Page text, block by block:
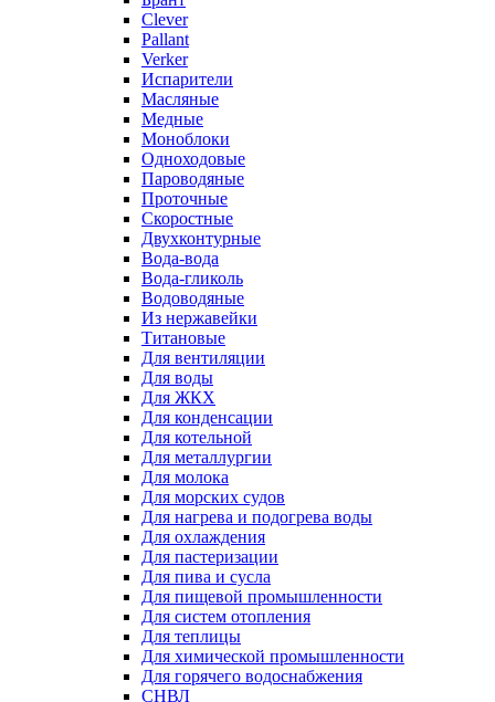
Clever
Pallant
Verker
Испарители
Масляные
Медные
Моноблоки
Одноходовые
Пароводяные
Проточные
Скоростные
Двухконтурные
Вода-вода
Вода-гликоль
Водоводяные
Из нержавейки
Титановые
Для вентиляции
Для воды
Для ЖКХ
Для конденсации
Для котельной
Для металлургии
Для молока
Для морских судов
Для нагрева и подогрева воды
Для охлаждения
Для пастеризации
Для пива и сусла
Для пищевой промышленности
Для систем отопления
Для теплицы
Для химической промышленности
Для горячего водоснабжения
СНВЛ